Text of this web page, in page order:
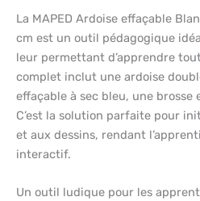
La MAPED Ardoise effaçable
cm est un outil pédagogique
leur permettant d’apprendre
complet inclut une ardoise
effaçable à sec bleu, une brosse
C’est la solution parfaite pour
et aux dessins, rendant
interactif.
Un outil ludique pour les